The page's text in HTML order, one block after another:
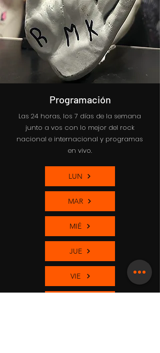
Programación
Las 24 horas, los 7 días de la semana
junto a vos con lo mejor del rock
nacional e internacional y programas
en vivo.
LUN
MAR
MIÉ
JUE
VIE